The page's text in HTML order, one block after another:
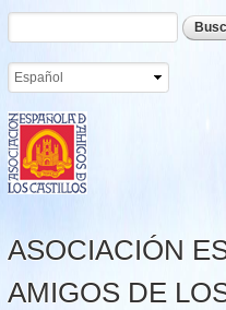
Pasar
Formulario de búsqueda
Buscar
ASOCIACIÓN
AMIGOS DE